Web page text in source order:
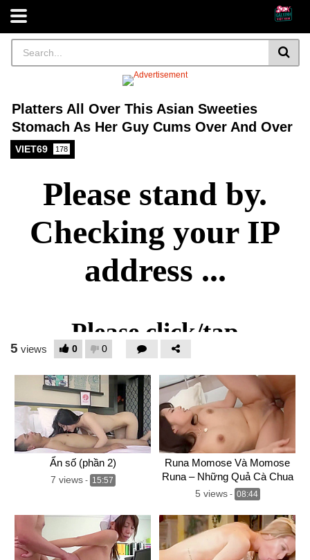
Platters All Over This Asian Sweeties
Stomach As Her Guy Cums Over And Over
VIET69 178
5 views 0 0
Ẩn số (phần 2)
7 views- 15:57
Runa Momose Và Momose
Runa – Những Quả Cà Chua
Xa Hoa
5 views- 08:44